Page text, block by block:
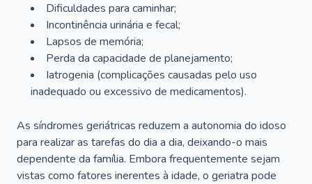
Dificuldades para caminhar;
Incontinência urinária e fecal;
Lapsos de memória;
Perda da capacidade de planejamento;
Iatrogenia (complicações causadas pelo uso
inadequado ou excessivo de medicamentos).
As síndromes geriátricas reduzem a autonomia do idoso
para realizar as tarefas do dia a dia, deixando-o mais
dependente da família. Embora frequentemente sejam
vistas como fatores inerentes à idade, o geriatra pode